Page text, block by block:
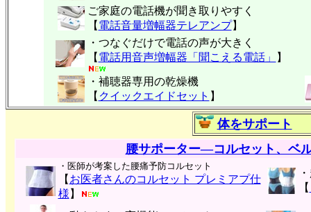
ご家庭の電話機が聞き取りやすく
【 電話音量増幅器テレアンプ】
・つなぐだけで電話の声が大きく
【 電話用音声増幅器「聞こえる電話」 】
・補聴器専用の乾燥機
【 クイックエイドセット 】
体をサポート
腰サポーター―コルセット、ベ
・医師が考案した腰痛予防コルセット
【 お医者さんのコルセット プレミアプ仕
様 】
【